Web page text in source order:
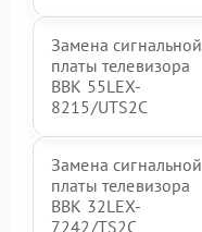
Замена сигнальной
платы телевизора
BBK 55LEX-
8215/UTS2C
Замена сигнальной
платы телевизора
BBK 32LEX-
7242/TS2C